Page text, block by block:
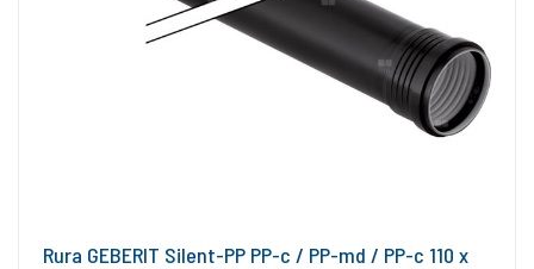
Rura GEBERIT Silent-PP PP-c / PP-md / PP-c 110 x